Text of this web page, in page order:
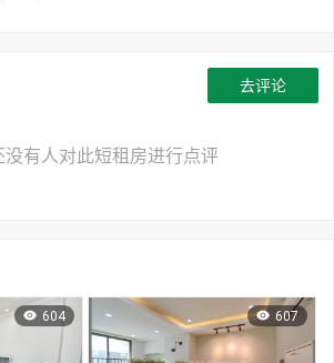
没有人对此短租房进行点评
去评论
604 607